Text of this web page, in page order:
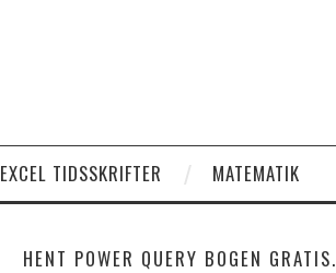
EXCEL TIDSSKRIFTER MATEMATIK
HENT POWER QUERY BOGEN GRATIS.